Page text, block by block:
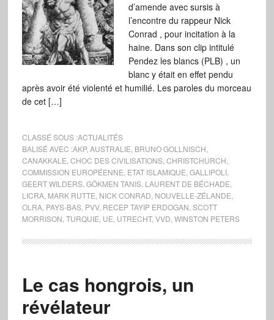
d’amende avec sursis à
l’encontre du rappeur Nick
Conrad , pour incitation à la
haine. Dans son clip intitulé
Pendez les blancs (PLB) , un
blanc y était en effet pendu
après avoir été violenté et humilié. Les paroles du morceau
de cet […]
CLASSÉ SOUS :ACTUALITÉS
BALISÉ AVEC :AKP, AUSTRALIE BRUNO GOLLNISCH
CANAKKALE CHOC DES CIVILISATIONS, CHRISTCHURCH
COMMISSION EUROPÉENNE ETAT ISLAMIQUE GALLIPOLI,
GEERT WILDERS, GÖKMEN TANIS, LAURENT DE BÉCHADE
LICRA, MARK RUTTE NICK CONRAD NOUVELLE-ZÉLANDE
OLRA, PAYS-BAS, PVV, RECEP TAYIP ERDOGAN SCOTT
MORRISON TURQUIE UE UTRECHT, VVD WINSTON PETERS
Le cas hongrois, un
révélateur